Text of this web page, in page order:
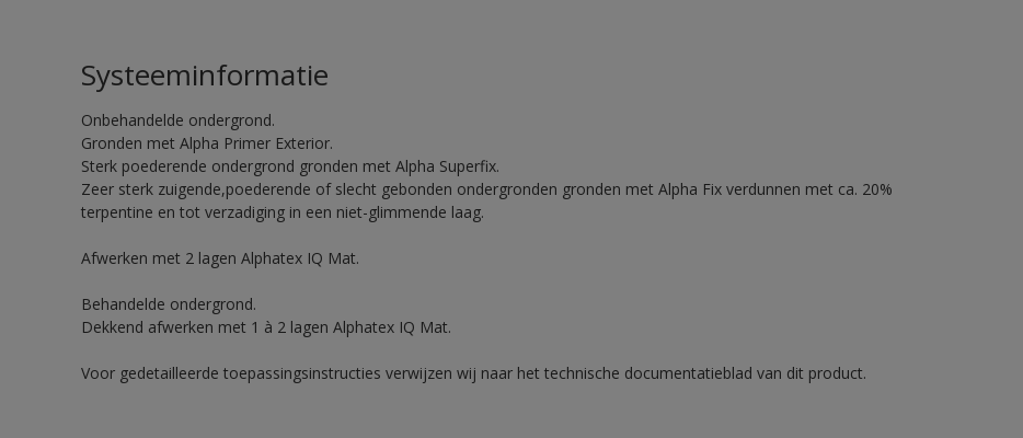
Systeeminformatie
Onbehandelde ondergrond.
Gronden met Alpha Primer Exterior.
Sterk poederende ondergrond gronden met Alpha Superfix.
Zeer sterk zuigende,poederende of slecht gebonden ondergronden gronden met Alpha Fix verdunnen met ca. 20%
terpentine en tot verzadiging in een niet-glimmende laag.
Afwerken met 2 lagen Alphatex IQ Mat.
Behandelde ondergrond.
Dekkend afwerken met 1 à 2 lagen Alphatex IQ Mat.
Voor gedetailleerde toepassingsinstructies verwijzen wij naar het technische documentatieblad van dit product.